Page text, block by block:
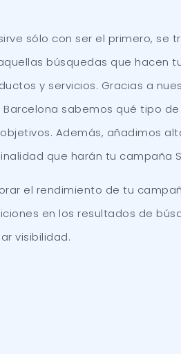
sólo con ser el primero, se
búsquedas que hacen
y servicios. Gracias a
Barcelona sabemos qué tipo
Además, añadimos
que harán tu campaña
el rendimiento de tu
en los resultados de
visibilidad.